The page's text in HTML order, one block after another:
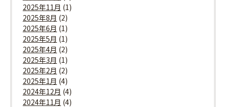
2025年11月 (1)
2025年8月 (2)
2025年6月 (1)
2025年5月 (1)
2025年4月 (2)
2025年3月 (1)
2025年2月 (2)
2025年1月 (4)
2024年12月 (4)
2024年11月 (4)